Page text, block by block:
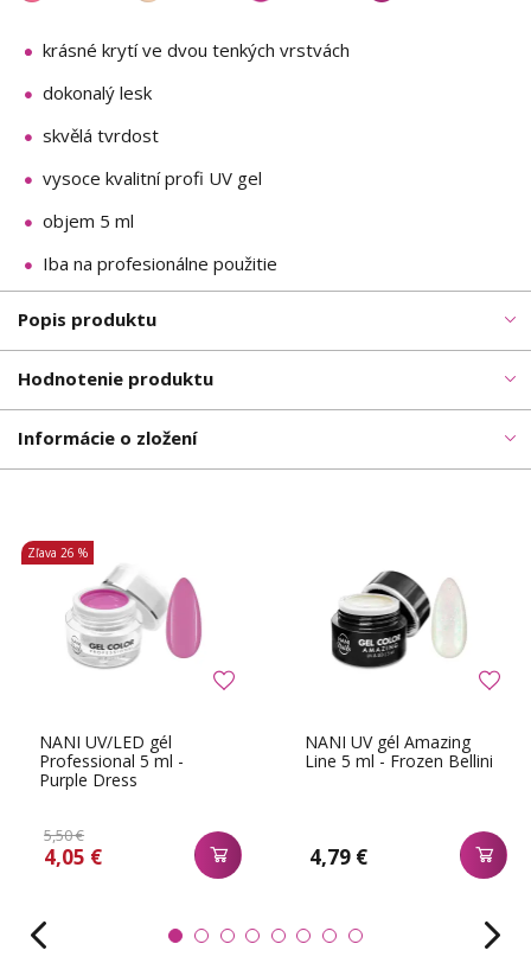
krásné krytí ve dvou tenkých vrstvách
dokonalý lesk
skvělá tvrdost
vysoce kvalitní profi UV gel
objem 5 ml
Iba na profesionálne použitie
Popis produktu
Hodnotenie produktu
Informácie o zložení
NANI UV/LED gél
Professional 5 ml -
Purple Dress
5,50 €
4,05 €
Zľava 26 %
NANI UV gél Amazing
Line 5 ml - Frozen Bellini
4,79 €